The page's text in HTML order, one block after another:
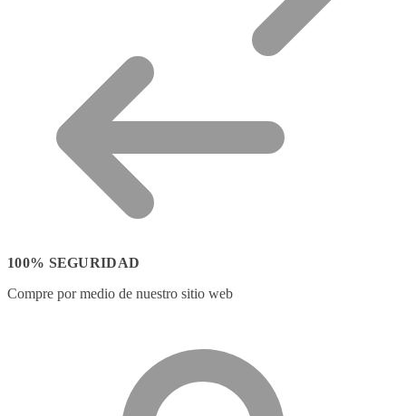
100% SEGURIDAD
Compre por medio de nuestro sitio web